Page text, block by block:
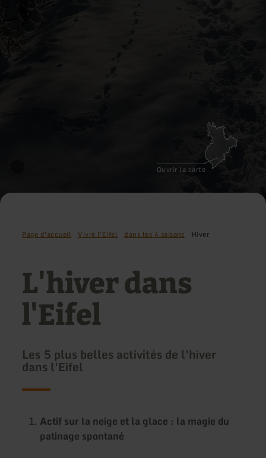
Ouvrir la carte
Page d'accueil Vivre l'Eifel dans les 4 saisons Hiver
L'hiver dans
l'Eifel
Les 5 plus belles activités de l'hiver
dans l'Eifel
Actif sur la neige et la glace : la magie du
patinage spontané